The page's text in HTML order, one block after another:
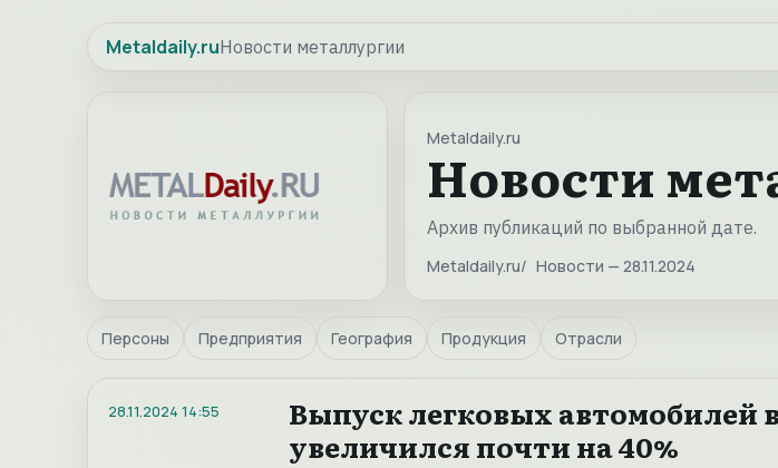
Metaldaily.ruНовости металлургии
Metaldaily.ru
Новости
Архив публикаций по выбранной дате.
Metaldaily.ru Новости — 28.11.2024
Персоны Предприятия География Продукция Отрасли
28.11.2024 14:55
Выпуск легковых автомобилей
увеличился почти на 40%